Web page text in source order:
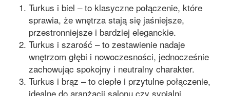
Turkus i biel – to klasyczne połączenie, które
sprawia, że wnętrza stają się jaśniejsze,
przestronniejsze i bardziej eleganckie.
Turkus i szarość – to zestawienie nadaje
wnętrzom głębi i nowoczesności, jednocześnie
zachowując spokojny i neutralny charakter.
Turkus i brąz – to ciepłe i przytulne połączenie,
idealne do aranżacji salonu czy sypialni.